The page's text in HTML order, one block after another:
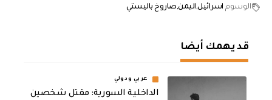
الوسوم اسرائيل اليمن صاروخ باليستي
قد يهمك أيضا
عربي ودولي
الداخلية السورية: مقتل شخصين